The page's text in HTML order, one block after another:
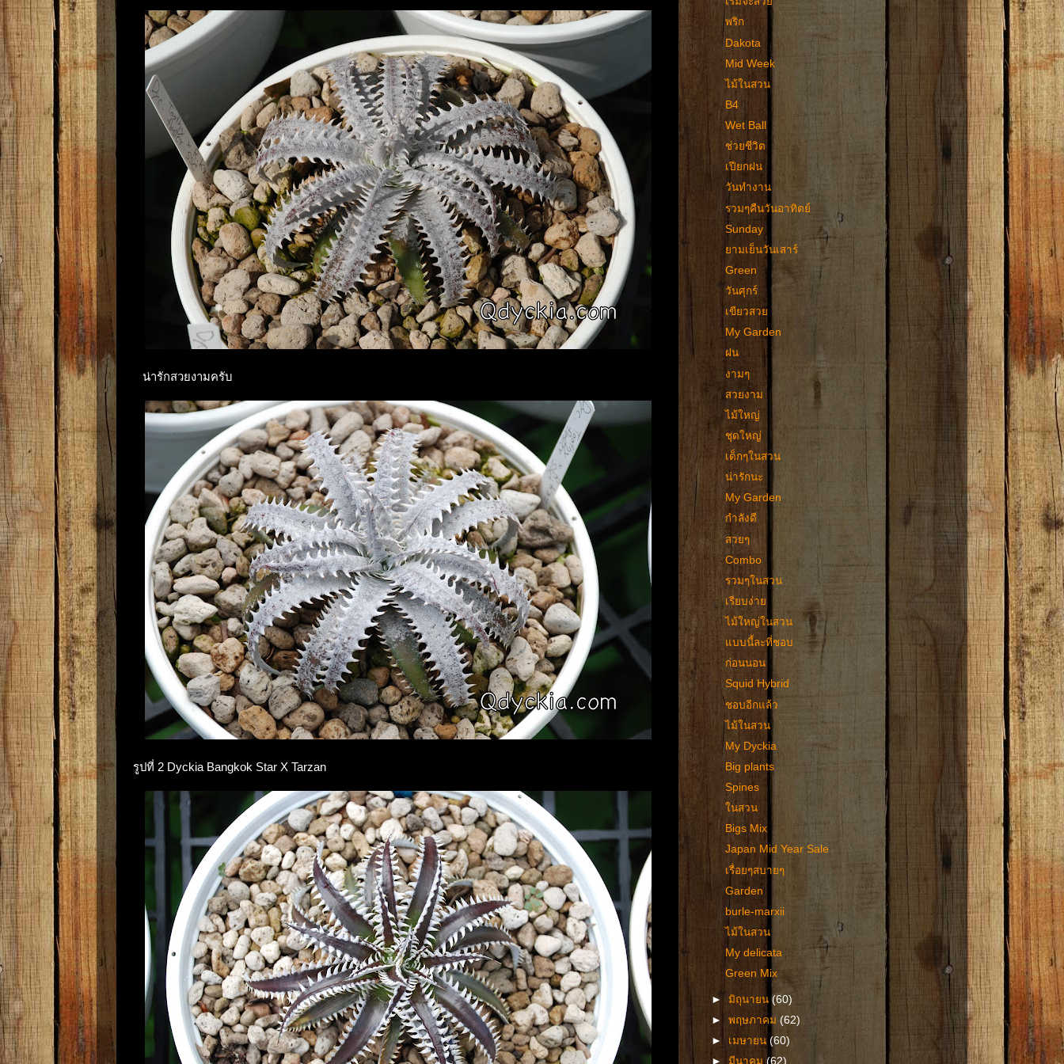
น่ารักสวยงามครับ
รูปที่ 2 Dyckia Bangkok Star X Tarzan
พริก
Dakota
Mid Week
ไม้ในสวน
B4
Wet Ball
ช่วยชีวิต
เปียกฝน
วันทำงาน
รวมๆคืนวันอาทิตย์
Sunday
ยามเย็นวันเสาร์
Green
วันศุกร์
เขียวสวย
My Garden
ฝน
งามๆ
สวยงาม
ไม้ใหญ่
ชุดใหญ่
เด็กๆในสวน
น่ารักนะ
My Garden
กำลังดี
สวยๆ
Combo
รวมๆในสวน
เรียบง่าย
ไม้ใหญ่ในสวน
แบบนี้ละที่ชอบ
ก่อนนอน
Squid Hybrid
ชอบอีกแล้ว
ไม้ในสวน
My Dyckia
Big plants
Spines
ในสวน
Bigs Mix
Japan Mid Year Sale
เรื่อยๆสบายๆ
Garden
burle-marxii
ไม้ในสวน
My delicata
Green Mix
►มิถุนายน (60)
►พฤษภาคม(62)
► เมษายน(60)
►มีนาคม(62)